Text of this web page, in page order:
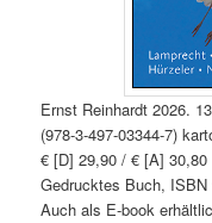
Ernst Reinhardt 2026.
(978-3-497-03344-7)
€ [D] 29,90 / € [A] 30,80
Gedrucktes Buch, ISBN
Auch als E-book